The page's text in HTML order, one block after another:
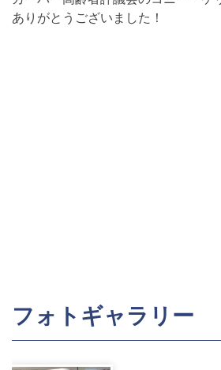
ありがとうございました！
フォトギャラリー